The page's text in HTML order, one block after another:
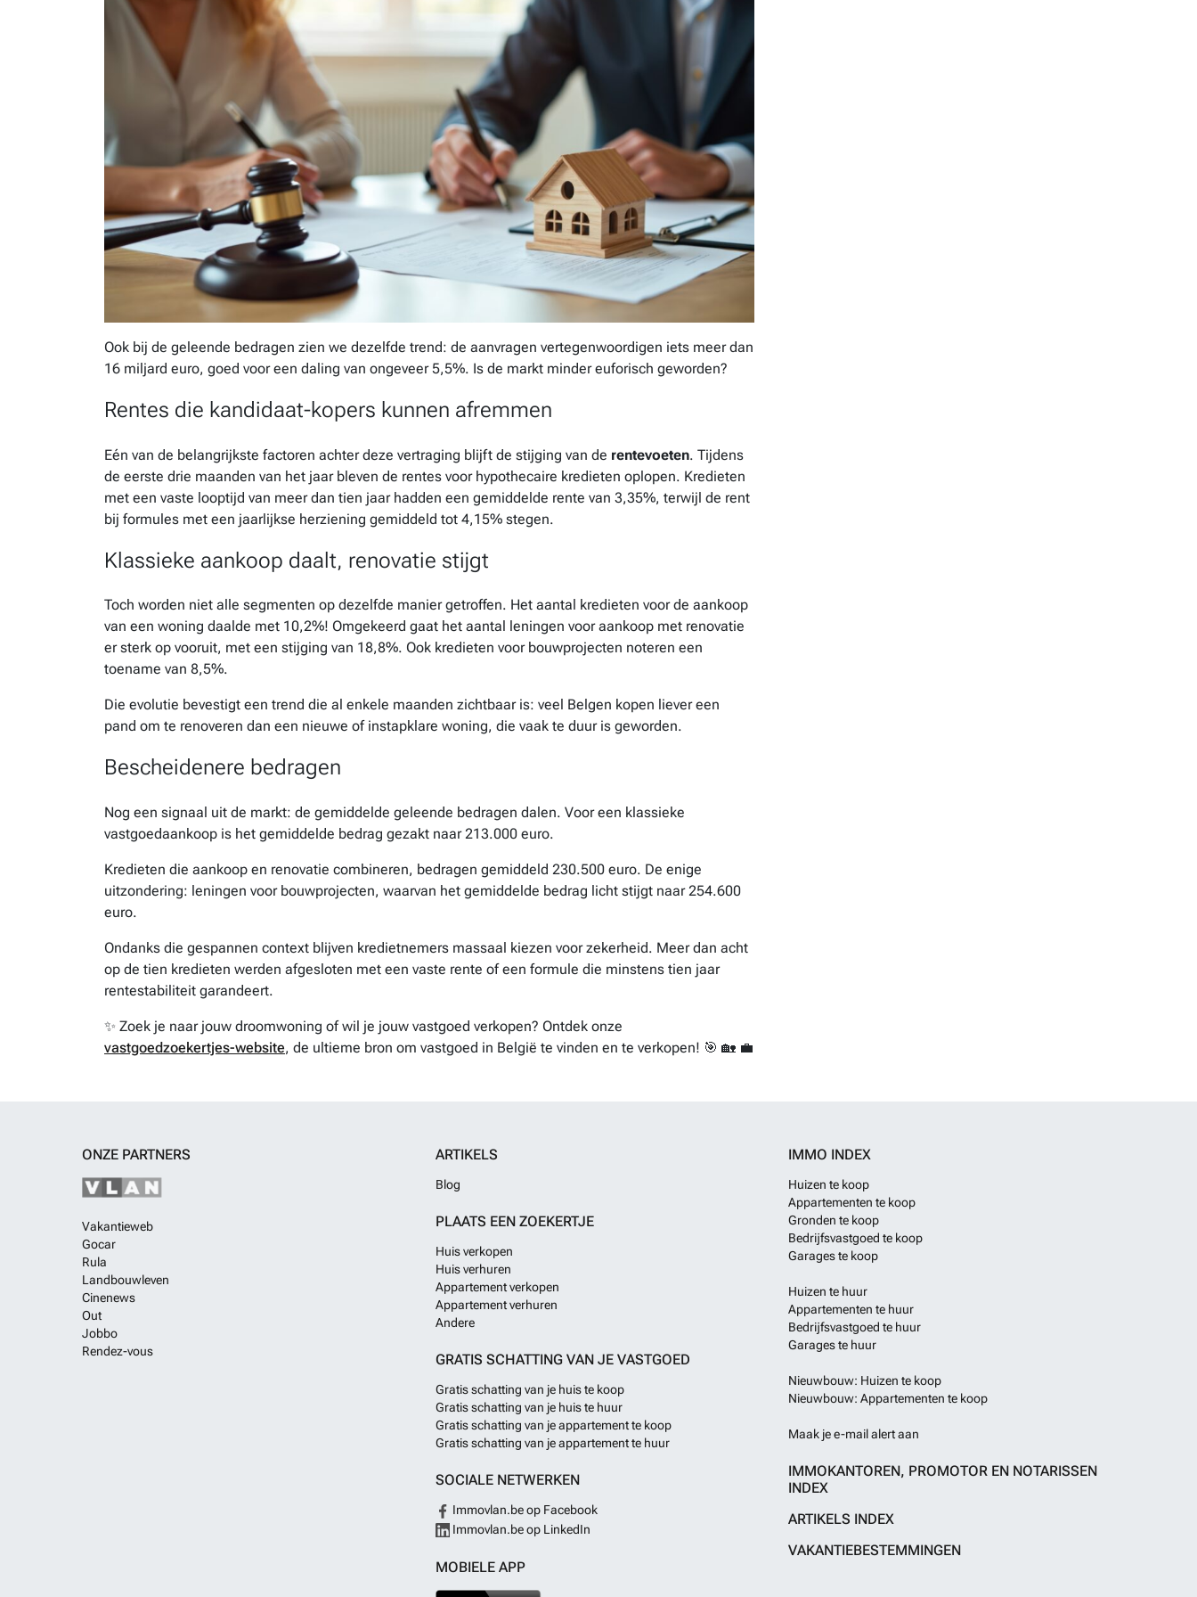
Ook bij de geleende bedragen zien we dezelfde trend: de aanvragen vertegenwoordigen iets meer dan
16 miljard euro, goed voor een daling van ongeveer 5,5%. Is de markt minder euforisch geworden?
Rentes die kandidaat-kopers kunnen afremmen
Eén van de belangrijkste factoren achter deze vertraging blijft de stijging van de rentevoeten. Tijdens
de eerste drie maanden van het jaar bleven de rentes voor hypothecaire kredieten oplopen. Kredieten
met een vaste looptijd van meer dan tien jaar hadden een gemiddelde rente van 3,35%, terwijl de rent
bij formules met een jaarlijkse herziening gemiddeld tot 4,15% stegen.
Klassieke aankoop daalt, renovatie stijgt
Toch worden niet alle segmenten op dezelfde manier getroffen. Het aantal kredieten voor de aankoop
van een woning daalde met 10,2%! Omgekeerd gaat het aantal leningen voor aankoop met renovatie
er sterk op vooruit, met een stijging van 18,8%. Ook kredieten voor bouwprojecten noteren een
toename van 8,5%.
Die evolutie bevestigt een trend die al enkele maanden zichtbaar is: veel Belgen kopen liever een
pand om te renoveren dan een nieuwe of instapklare woning, die vaak te duur is geworden.
Bescheidenere bedragen
Nog een signaal uit de markt: de gemiddelde geleende bedragen dalen. Voor een klassieke
vastgoedaankoop is het gemiddelde bedrag gezakt naar 213.000 euro.
Kredieten die aankoop en renovatie combineren, bedragen gemiddeld 230.500 euro. De enige
uitzondering: leningen voor bouwprojecten, waarvan het gemiddelde bedrag licht stijgt naar 254.600
euro.
Ondanks die gespannen context blijven kredietnemers massaal kiezen voor zekerheid. Meer dan acht
op de tien kredieten werden afgesloten met een vaste rente of een formule die minstens tien jaar
rentestabiliteit garandeert.
✨ Zoek je naar jouw droomwoning of wil je jouw vastgoed verkopen? Ontdek onze
vastgoedzoekertjes-website, de ultieme bron om vastgoed in België te vinden en te verkopen! 🎯 🏡 💼
ONZE PARTNERS
Vakantieweb
Gocar
Rula
Landbouwleven
Cinenews
Out
Jobbo
Rendez-vous
ARTIKELS
Blog
PLAATS EEN ZOEKERTJE
Huis verkopen
Huis verhuren
Appartement verkopen
Appartement verhuren
Andere
GRATIS SCHATTING VAN JE VASTGOED
Gratis schatting van je huis te koop
Gratis schatting van je huis te huur
Gratis schatting van je appartement te koop
Gratis schatting van je appartement te huur
SOCIALE NETWERKEN
Immovlan.be op Facebook
Immovlan.be op LinkedIn
MOBIELE APP
IMMO INDEX
Huizen te koop
Appartementen te koop
Gronden te koop
Bedrijfsvastgoed te koop
Garages te koop
Huizen te huur
Appartementen te huur
Bedrijfsvastgoed te huur
Garages te huur
Nieuwbouw: Huizen te koop
Nieuwbouw: Appartementen te koop
Maak je e-mail alert aan
IMMOKANTOREN, PROMOTOR EN NOTARISSEN
INDEX
ARTIKELS INDEX
VAKANTIEBESTEMMINGEN